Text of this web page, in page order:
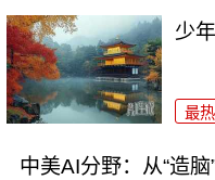
少
最热
中美AI分野：从“造脑